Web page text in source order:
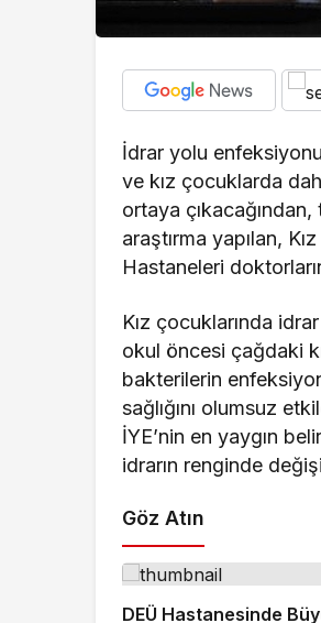
İdrar yolu
ve kız çocuklarda
ortaya
araştırma yapılan,
Hastaneleri
Kız çocuklarında
okul öncesi çağdaki
bakterilerin
sağlığını olumsuz
İYE’nin en yaygın
idrarın renginde
Göz Atın
DEÜ Hastanesinde